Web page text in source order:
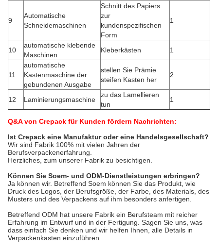
9
Automatische
Schneidemaschinen
Schnitt des Papiers
zur
kundenspezifischen
Form
1
10
automatische klebende
Maschinen
Kleberkästen 1
11
automatische
Kastenmaschine der
gebundenen Ausgabe
stellen Sie Prämie
steifen Kasten her
2
12 Laminierungsmaschine
zu das Lamellieren
tun
1
Q&A von Crepack für Kunden fördern Nachrichten:
Ist Crepack eine Manufaktur oder eine Handelsgesellschaft?
Wir sind Fabrik 100% mit vielen Jahren der
Berufsverpackenerfahrung.
Herzliches, zum unserer Fabrik zu besichtigen.
Können Sie Soem- und ODM-Dienstleistungen erbringen?
Ja können wir. Betreffend Soem können Sie das Produkt, wie
Druck des Logos, der Berufsgröße, der Farbe, des Materials, des
Musters und des Verpackens auf ihm besonders anfertigen.
Betreffend ODM hat unsere Fabrik ein Berufsteam mit reicher
Erfahrung im Entwurf und in der Fertigung. Sagen Sie uns, was
dass einfach Sie denken und wir helfen Ihnen, alle Details in
Verpackenkasten einzuführen